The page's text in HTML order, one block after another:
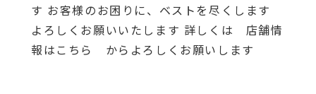
す お客様のお困りに、ベストを尽くします
よろしくお願いいたします 詳しくは 店舗情
報はこちら からよろしくお願いします